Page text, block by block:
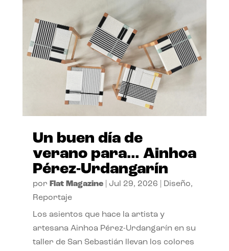
Un buen día de
verano para… Ainhoa
Pérez-Urdangarín
por Flat Magazine| Jul 29, 2026 Diseño,
Reportaje
Los asientos que hace la artista y
artesana Ainhoa Pérez-Urdangarín en su
taller de San Sebastián llevan los colores